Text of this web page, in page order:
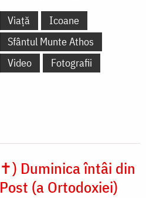
Viață
Icoane
Sfântul Munte Athos
Video
Fotografii
✝) Duminica întâi din
Post (a Ortodoxiei)